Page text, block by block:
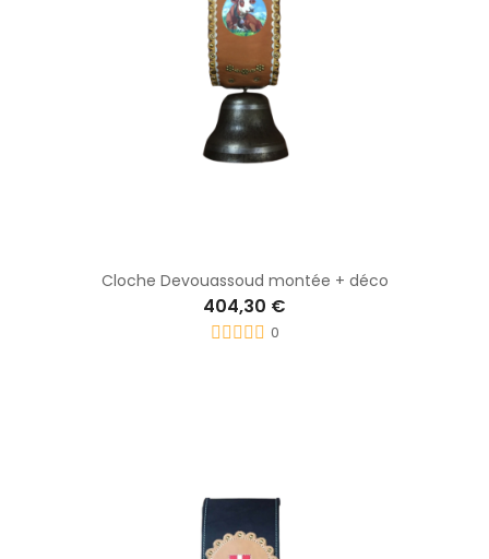
Cloche Devouassoud montée + déco
404,30 €
0